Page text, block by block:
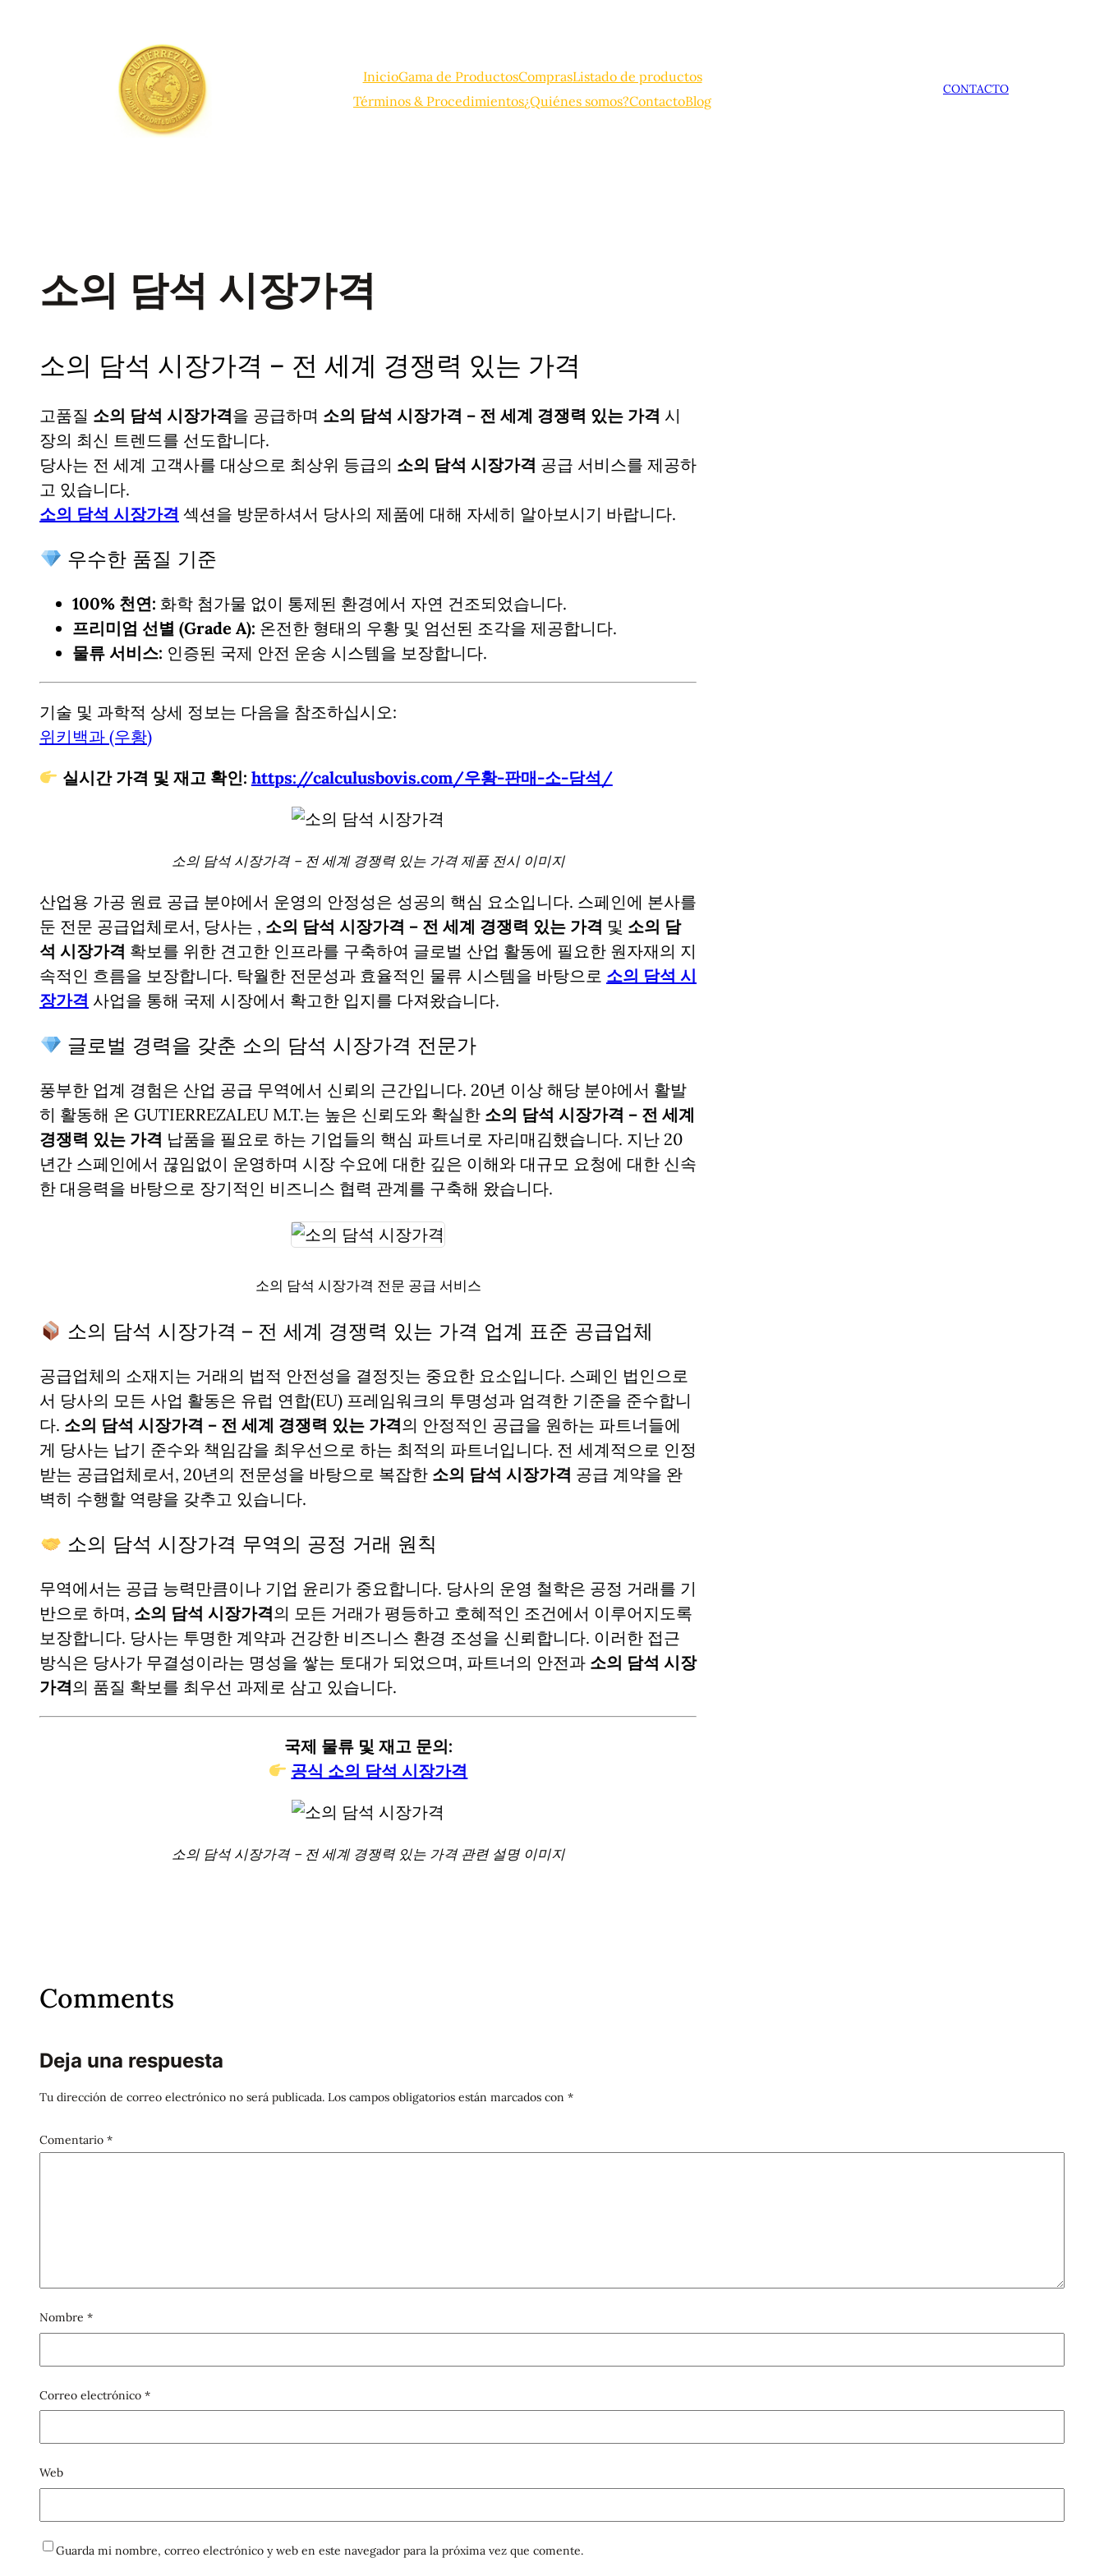
InicioGama de ProductosComprasListado de productos
Términos & Procedimientos¿Quiénes somos?ContactoBlog
CONTACTO
소의 담석 시장가격
소의 담석 시장가격 – 전 세계 경쟁력 있는 가격
고품질 소의 담석 시장가격을 공급하며 소의 담석 시장가격 – 전 세계 경쟁력 있는 가격 시
장의 최신 트렌드를 선도합니다.
당사는 전 세계 고객사를 대상으로 최상위 등급의 소의 담석 시장가격 공급 서비스를 제공하
고 있습니다.
소의 담석 시장가격 섹션을 방문하셔서 당사의 제품에 대해 자세히 알아보시기 바랍니다.
우수한 품질 기준
100% 천연: 화학 첨가물 없이 통제된 환경에서 자연 건조되었습니다.
프리미엄 선별 (Grade A): 온전한 형태의 우황 및 엄선된 조각을 제공합니다.
물류 서비스: 인증된 국제 안전 운송 시스템을 보장합니다.
기술 및 과학적 상세 정보는 다음을 참조하십시오:
위키백과 (우황)
실시간 가격 및 재고 확인: https://calculusbovis.com/우황-판매-소-담석/
소의 담석 시장가격 – 전 세계 경쟁력 있는 가격 제품 전시 이미지
산업용 가공 원료 공급 분야에서 운영의 안정성은 성공의 핵심 요소입니다. 스페인에 본사를
둔 전문 공급업체로서, 당사는 , 소의 담석 시장가격 – 전 세계 경쟁력 있는 가격 및 소의 담
석 시장가격 확보를 위한 견고한 인프라를 구축하여 글로벌 산업 활동에 필요한 원자재의 지
속적인 흐름을 보장합니다. 탁월한 전문성과 효율적인 물류 시스템을 바탕으로 소의 담석 시
장가격 사업을 통해 국제 시장에서 확고한 입지를 다져왔습니다.
글로벌 경력을 갖춘 소의 담석 시장가격 전문가
풍부한 업계 경험은 산업 공급 무역에서 신뢰의 근간입니다. 20년 이상 해당 분야에서 활발
히 활동해 온 GUTIERREZALEU M.T.는 높은 신뢰도와 확실한 소의 담석 시장가격 – 전 세계
경쟁력 있는 가격 납품을 필요로 하는 기업들의 핵심 파트너로 자리매김했습니다. 지난 20
년간 스페인에서 끊임없이 운영하며 시장 수요에 대한 깊은 이해와 대규모 요청에 대한 신속
한 대응력을 바탕으로 장기적인 비즈니스 협력 관계를 구축해 왔습니다.
소의 담석 시장가격 전문 공급 서비스
소의 담석 시장가격 – 전 세계 경쟁력 있는 가격 업계 표준 공급업체
공급업체의 소재지는 거래의 법적 안전성을 결정짓는 중요한 요소입니다. 스페인 법인으로
서 당사의 모든 사업 활동은 유럽 연합(EU) 프레임워크의 투명성과 엄격한 기준을 준수합니
다. 소의 담석 시장가격 – 전 세계 경쟁력 있는 가격의 안정적인 공급을 원하는 파트너들에
게 당사는 납기 준수와 책임감을 최우선으로 하는 최적의 파트너입니다. 전 세계적으로 인정
받는 공급업체로서, 20년의 전문성을 바탕으로 복잡한 소의 담석 시장가격 공급 계약을 완
벽히 수행할 역량을 갖추고 있습니다.
소의 담석 시장가격 무역의 공정 거래 원칙
무역에서는 공급 능력만큼이나 기업 윤리가 중요합니다. 당사의 운영 철학은 공정 거래를 기
반으로 하며, 소의 담석 시장가격의 모든 거래가 평등하고 호혜적인 조건에서 이루어지도록
보장합니다. 당사는 투명한 계약과 건강한 비즈니스 환경 조성을 신뢰합니다. 이러한 접근
방식은 당사가 무결성이라는 명성을 쌓는 토대가 되었으며, 파트너의 안전과 소의 담석 시장
가격의 품질 확보를 최우선 과제로 삼고 있습니다.
국제 물류 및 재고 문의:
공식 소의 담석 시장가격
소의 담석 시장가격 – 전 세계 경쟁력 있는 가격 관련 설명 이미지
Comments
Deja una respuesta
Tu dirección de correo electrónico no será publicada. Los campos obligatorios están marcados con *
Comentario *
Nombre *
Correo electrónico *
Web
Guarda mi nombre, correo electrónico y web en este navegador para la próxima vez que comente.